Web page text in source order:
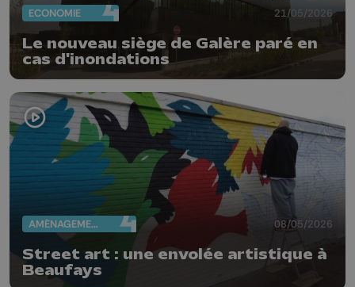
ECONOMIE 21/05/2026
Le nouveau siège de Galère paré en
cas d'inondations
AMÉNAGEMENT DU TERRITOIRE 08/05/2026
Street art : une envolée artistique à
Beaufays